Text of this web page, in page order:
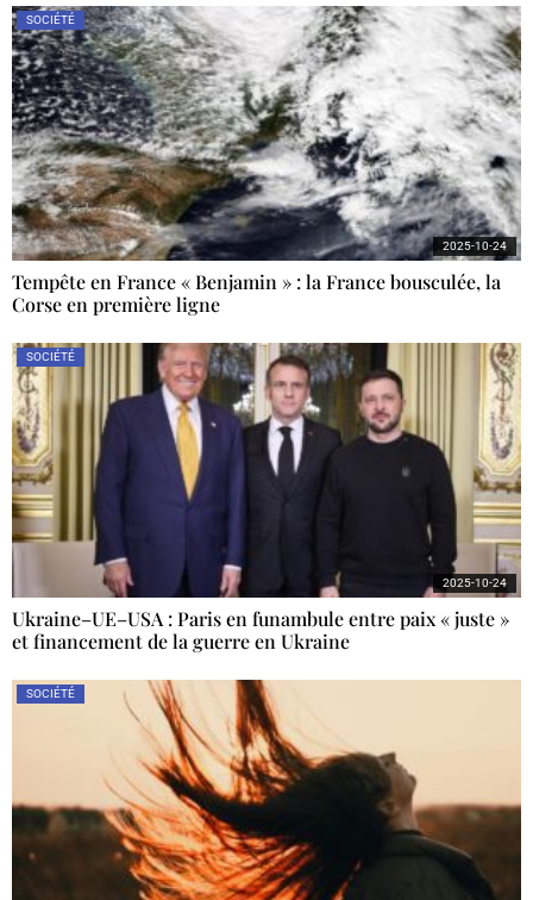
SOCIÉTÉ
Tempête en France « Benjamin » : la France bousculée, la
Corse en première ligne
2025-10-24
SOCIÉTÉ
Ukraine–UE–USA : Paris en funambule entre paix « juste »
et financement de la guerre en Ukraine
2025-10-24
SOCIÉTÉ